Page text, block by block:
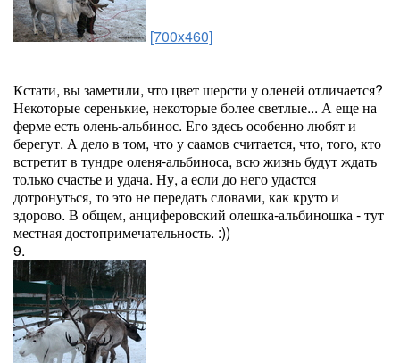
[700x460]
Кстати, вы заметили, что цвет шерсти у оленей отличается?
Некоторые серенькие, некоторые более светлые... А еще на
ферме есть олень-альбинос. Его здесь особенно любят и
берегут. А дело в том, что у саамов считается, что, того, кто
встретит в тундре оленя-альбиноса, всю жизнь будут ждать
только счастье и удача. Ну, а если до него удастся
дотронуться, то это не передать словами, как круто и
здорово. В общем, анциферовский олешка-альбиношка - тут
местная достопримечательность. :))
9.